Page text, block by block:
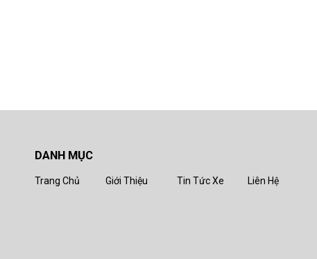
DANH MỤC
Trang Chủ Giới Thiệu Tin Tức Xe Liên Hệ